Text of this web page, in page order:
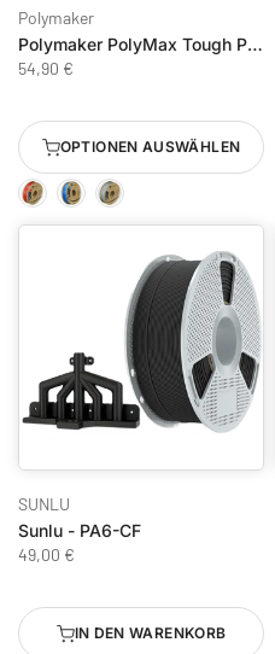
Polymaker
Polymaker PolyMax Tough PC 750g
54,90 €
OPTIONEN AUSWÄHLEN
SUNLU
Sunlu - PA6-CF
49,00 €
IN DEN WARENKORB